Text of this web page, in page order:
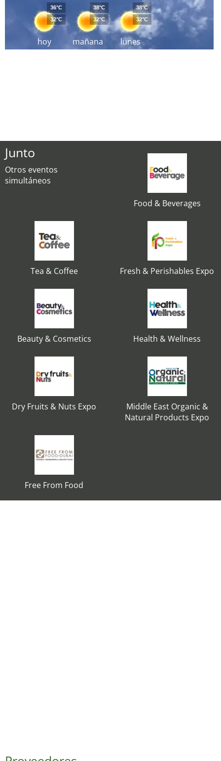
hoy
36°C
32°C
mañana
38°C
32°C
lunes
38°C
32°C
Junto
Otros eventos
simultáneos
Food & Beverages
Tea & Coffee Fresh & Perishables Expo
Beauty & Cosmetics Health & Wellness
Dry Fruits & Nuts Expo
Middle East Organic &
Natural Products Expo
Free From Food